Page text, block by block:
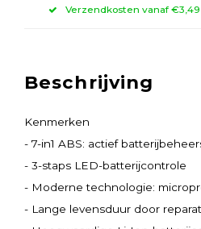
Verzendkosten vanaf €3,49
Beschrijving
Kenmerken
- 7-in1 ABS: actief
- 3-staps LED-batterijcontrole
- Moderne technologie:
- Lange levensduur door